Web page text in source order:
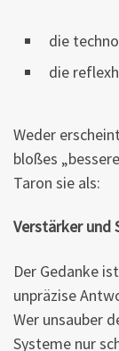
die
die
Weder
bloßes
Taron sie als:
Verstärker und
Der Gedanke
unpräzise
Wer unsauber
Systeme nur